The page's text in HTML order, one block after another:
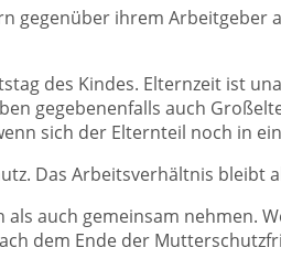
gegenüber ihrem
des Kindes. Elternzeit ist
gegebenenfalls auch
sich der Elternteil noch in
Das Arbeitsverhältnis bleibt
auch gemeinsam
dem Ende der